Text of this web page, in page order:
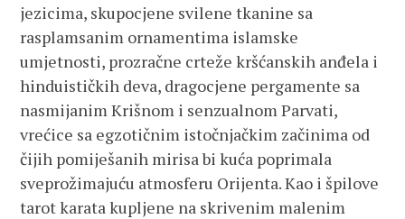
jezicima, skupocjene svilene tkanine sa
rasplamsanim ornamentima islamske
umjetnosti, prozračne crteže kršćanskih anđela i
hinduističkih deva, dragocjene pergamente sa
nasmijanim Krišnom i senzualnom Parvati,
vrećice sa egzotičnim istočnjačkim začinima od
čijih pomiješanih mirisa bi kuća poprimala
sveprožimajuću atmosferu Orijenta. Kao i špilove
tarot karata kupljene na skrivenim malenim